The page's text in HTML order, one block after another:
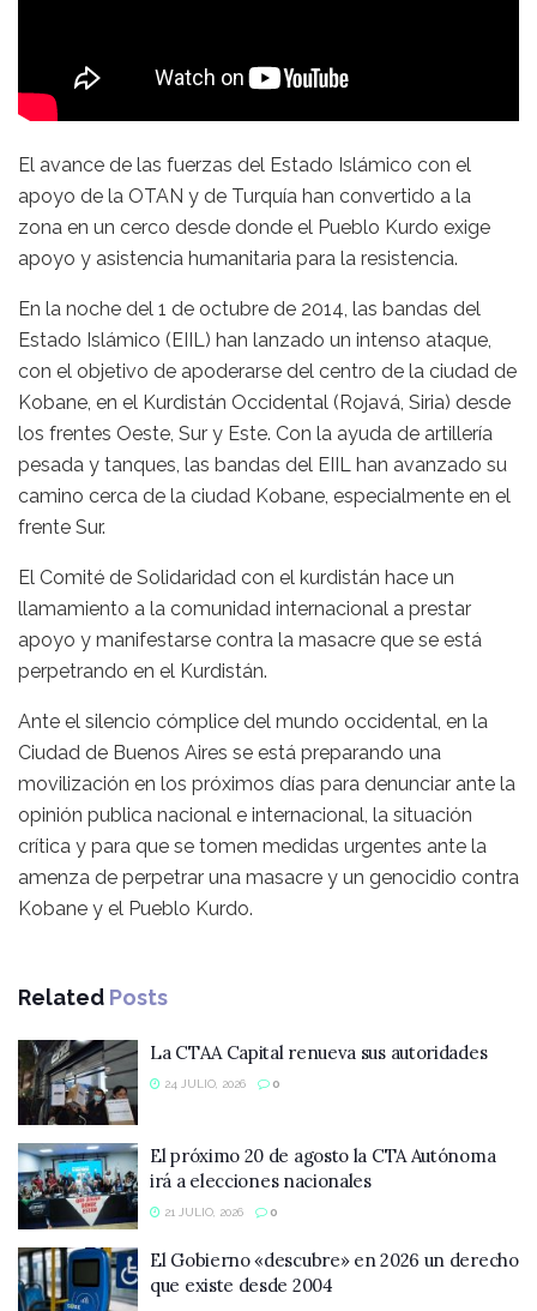
El avance de las fuerzas del Estado Islámico con el
apoyo de la OTAN y de Turquía han convertido a la
zona en un cerco desde donde el Pueblo Kurdo exige
apoyo y asistencia humanitaria para la resistencia.
En la noche del 1 de octubre de 2014, las bandas del
Estado Islámico (EIIL) han lanzado un intenso ataque,
con el objetivo de apoderarse del centro de la ciudad de
Kobane, en el Kurdistán Occidental (Rojavá, Siria) desde
los frentes Oeste, Sur y Este. Con la ayuda de artillería
pesada y tanques, las bandas del EIIL han avanzado su
camino cerca de la ciudad Kobane, especialmente en el
frente Sur.
El Comité de Solidaridad con el kurdistán hace un
llamamiento a la comunidad internacional a prestar
apoyo y manifestarse contra la masacre que se está
perpetrando en el Kurdistán.
Ante el silencio cómplice del mundo occidental, en la
Ciudad de Buenos Aires se está preparando una
movilización en los próximos días para denunciar ante la
opinión publica nacional e internacional, la situación
crítica y para que se tomen medidas urgentes ante la
amenza de perpetrar una masacre y un genocidio contra
Kobane y el Pueblo Kurdo.
Related Posts
La CTAA Capital renueva sus autoridades
24 JULIO, 2026 0
El próximo 20 de agosto la CTA Autónoma
irá a elecciones nacionales
21 JULIO, 2026 0
El Gobierno «descubre» en 2026 un derecho
que existe desde 2004